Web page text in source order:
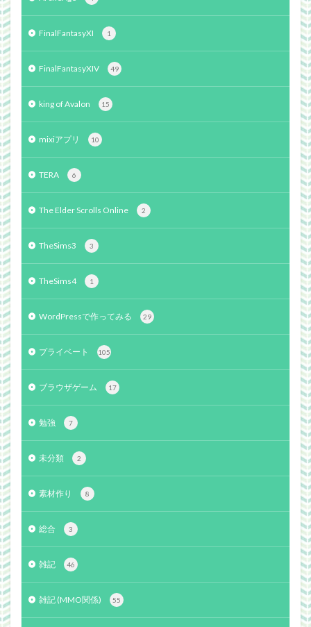
FinalFantasyXI 1
FinalFantasyXIV 49
king of Avalon 15
mixiアプリ 10
TERA 6
The Elder Scrolls Online 2
TheSims3 3
TheSims4 1
WordPressで作ってみる 29
プライベート 105
ブラウザゲーム 17
勉強 7
未分類 2
素材作り 8
総合 3
雑記 46
雑記 (MMO関係) 55